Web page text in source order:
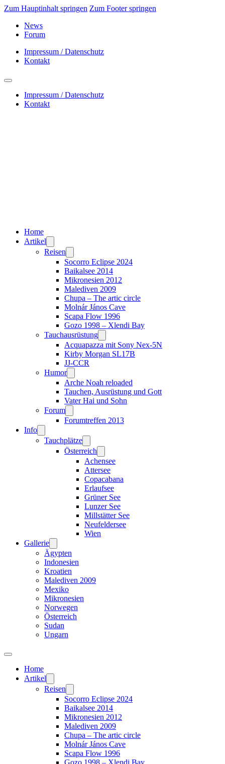
Zum Hauptinhalt springen Zum Footer springen
News
Forum
Impressum / Datenschutz
Kontakt
Impressum / Datenschutz
Kontakt
Home
Artikel
Reisen
Socorro Eclipse 2024
Baikalsee 2014
Mikronesien 2012
Malediven 2009
Chupa – The artic circle
Molnár János Cave
Scapa Flow 1996
Gozo 1998 – Xlendi Bay
Tauchausrüstung
Acquapazza mit Sony Nex-5N
Kirby Morgan SL17B
JJ-CCR
Humor
Arche Noah reloaded
Tauchen, Ausrüstung und Gott
Vater Hai und Sohn
Forum
Forumtreffen 2013
Info
Tauchplätze
Österreich
Achensee
Attersee
Copacabana
Erlaufsee
Grüner See
Lunzer See
Millstätter See
Neufeldersee
Wien
Gallerie
Ägypten
Indonesien
Kroatien
Malediven 2009
Mexiko
Mikronesien
Norwegen
Österreich
Sudan
Ungarn
Home
Artikel
Reisen
Socorro Eclipse 2024
Baikalsee 2014
Mikronesien 2012
Malediven 2009
Chupa – The artic circle
Molnár János Cave
Scapa Flow 1996
Gozo 1998 – Xlendi Bay